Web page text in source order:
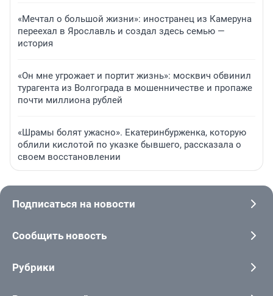
«Мечтал о большой жизни»: иностранец из Камеруна
переехал в Ярославль и создал здесь семью —
история
«Он мне угрожает и портит жизнь»: москвич обвинил
турагента из Волгограда в мошенничестве и пропаже
почти миллиона рублей
«Шрамы болят ужасно». Екатеринбурженка, которую
облили кислотой по указке бывшего, рассказала о
своем восстановлении
Подписаться на новости
Сообщить новость
Рубрики